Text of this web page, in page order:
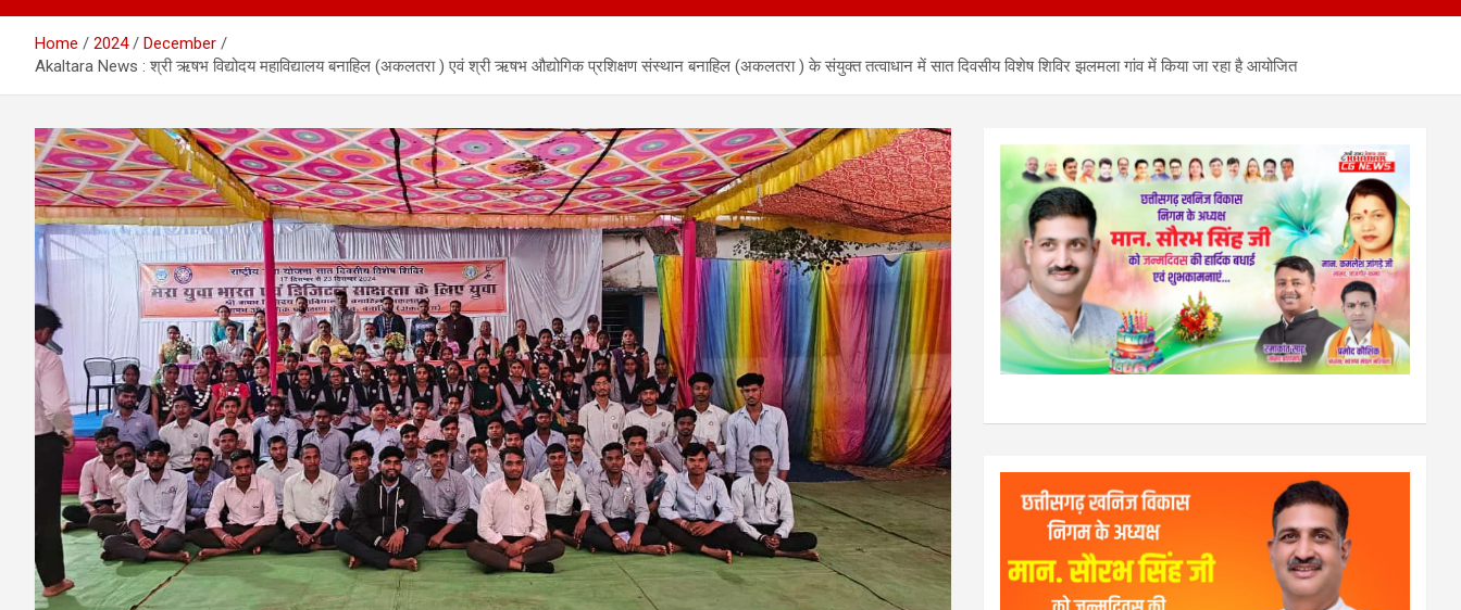
Home 2024
December
Akaltara News : श्री ऋषभ विद्योदय महाविद्यालय बनाहिल (अकलतरा ) एवं श्री ऋषभ औद्योगिक प्रशिक्षण संस्थान बनाहिल (अकलतरा ) के संयुक्त तत्वाधान में सात दिवसीय विशेष शिविर झलमला गांव में किया जा रहा है आयोजित